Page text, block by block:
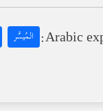
Arabic المُيسَّر